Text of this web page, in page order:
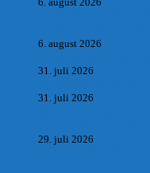
6. august 2026
31. juli 2026
31. juli 2026
29. juli 2026